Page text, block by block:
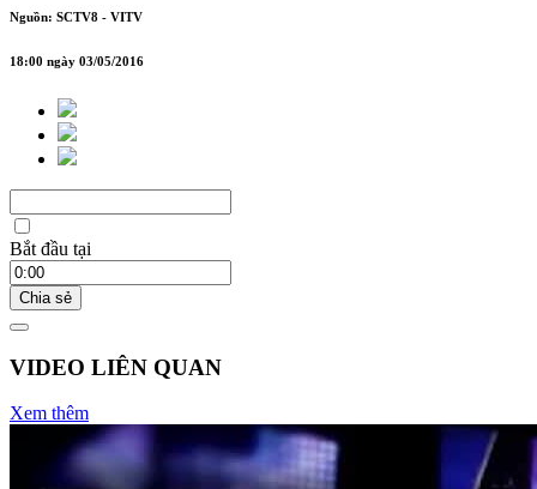
Nguồn: SCTV8 - VITV
18:00 ngày 03/05/2016
Bắt đầu tại
Chia sẻ
VIDEO LIÊN QUAN
Xem thêm